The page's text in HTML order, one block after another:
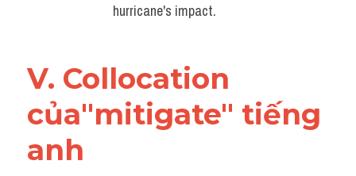
hurricane's impact.
V. Collocation
của"mitigate" tiếng
anh